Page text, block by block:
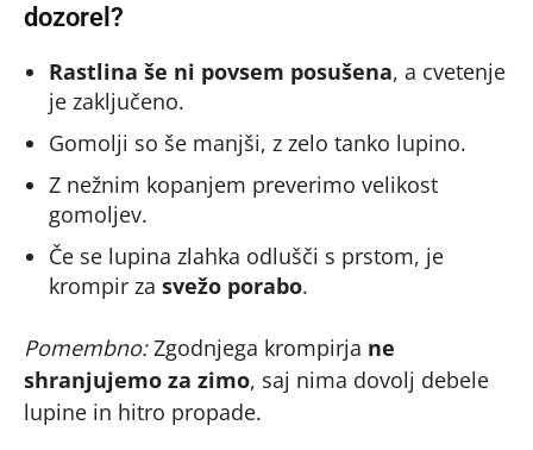
dozorel?
Rastlina še ni povsem posušena, a cvetenje
je zaključeno.
Gomolji so še manjši, z zelo tanko lupino.
Z nežnim kopanjem preverimo velikost
gomoljev.
Če se lupina zlahka odlušči s prstom, je
krompir za svežo porabo.
Pomembno:Zgodnjega krompirja ne
shranjujemo za zimo, saj nima dovolj debele
lupine in hitro propade.